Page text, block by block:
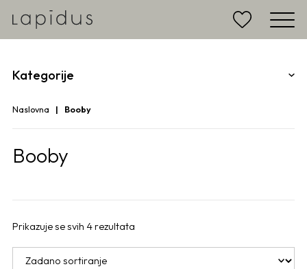
Kategorije
Naslovna Booby
Booby
Prikazuje se svih 4 rezultata